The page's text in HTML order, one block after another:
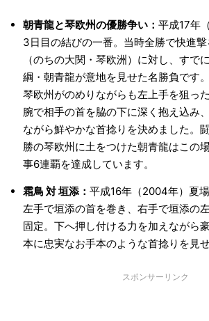
朝青龍と琴欧州の優勝争い： 平成17年
3日目の結びの一番。当時全勝で快進
（のちの大関・琴欧洲）に対し、すで
綱・朝青龍が意地を見せた名勝負です
琴欧州がのめりながらも左上手を狙っ
腕で相手の首を脇の下に深く抱え込み
ながら鮮やかな首捻りを決めました。
勝の琴欧州に土をつけた朝青龍はこの
事6連覇を達成しています。
霜鳥 対 垣添： 平成16年（2004年）夏
左手で垣添の首を巻き、右手で垣添の
固定。下へ押し付ける力を加えながら
本に忠実なお手本のような首捻りを見せ
スポンサーリンク